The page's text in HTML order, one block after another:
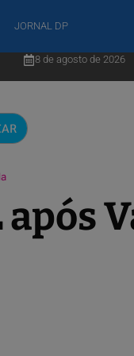
JORNAL DP
8 de agosto de 2026
após